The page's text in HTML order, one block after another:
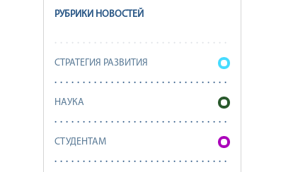
РУБРИКИ НОВОСТЕЙ
СТРАТЕГИЯ РАЗВИТИЯ
НАУКА
СТУДЕНТАМ